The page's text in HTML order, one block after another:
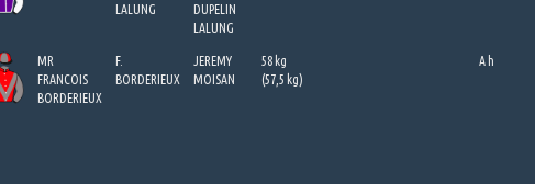
LALUNG
DUPELIN
LALUNG
MR
FRANCOIS
BORDERIEUX
F.
BORDERIEUX
JEREMY
MOISAN
58 kg
(57,5 kg)
A h